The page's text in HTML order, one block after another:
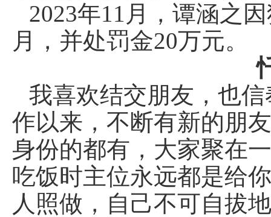
2023年11月，谭涵之
月，并处罚金20万元。
我喜欢结交朋友，也
作以来，不断有新的朋
身份的都有，大家聚在
吃饭时主位永远都是给
人照做，自己不可自拔